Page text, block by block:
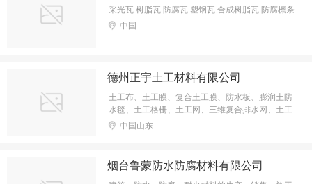
采光瓦 树脂瓦 防腐瓦 塑钢瓦 合成树脂瓦 防腐檩条
中国
德州正宇土工材料有限公司
土工布、土工膜、复合土工膜、防水板、膨润土防
水毯、土工格栅、土工网、三维复合排水网、土工
格室中国山东
烟台鲁蒙防水防腐材料有限公司